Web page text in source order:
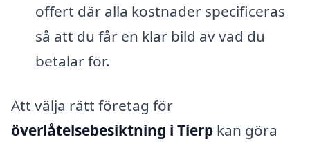
offert där alla kostnader specificeras
så att du får en klar bild av vad du
betalar för.
Att välja rätt företag för
överlåtelsebesiktning i Tierp kan göra